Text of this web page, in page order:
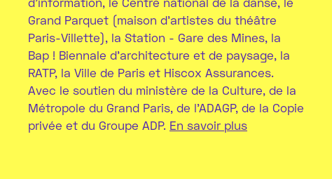
Grand Parquet (maison d’artistes du théâtre
Paris-Villette), la Station - Gare des Mines, la
Bap ! Biennale d’architecture et de paysage, la
RATP, la Ville de Paris et Hiscox Assurances.
Avec le soutien du ministère de la Culture, de la
Métropole du Grand Paris, de l’ADAGP, de la Copie
privée et du Groupe ADP. En savoir plus